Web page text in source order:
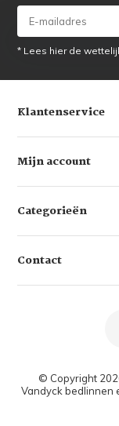
* Lees hier de
Klantenservice
Mijn account
Categorieën
Contact
© Copyright
Vandyck bedlinnen